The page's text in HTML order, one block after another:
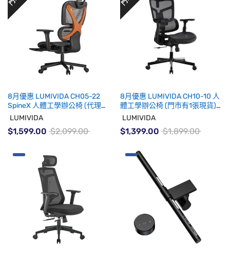
8月優惠 LUMIVIDA CH05-22
SpineX 人體工學辦公椅 (代理有
貨)
LUMIVIDA
$1,599.00 $2,099.00
8月優惠 LUMIVIDA CH10-10 人
體工學辦公椅 (門市有1張現貨)
(未有貨期)
LUMIVIDA
$1,399.00 $1,899.00